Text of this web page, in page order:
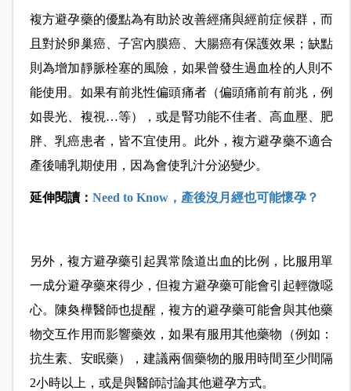
複方避孕藥的優點為有助於改善經痛與經前症候群，而
且對於卵巢癌、子宮內膜癌、大腸癌有保護效果；缺點
則為增加靜脈栓塞的風險，如果曾發生過血栓的人則不
能使用。如果有前兆性偏頭痛者（偏頭痛前有前兆，例
如畏光、複視…等），或是腎功能不佳者、高血壓、肥
胖、乳癌患者，皆不宜使用。此外，複方避孕藥不適合
產後哺乳期使用，因為會使乳汁分泌變少。
延伸閱讀： Need to Know，產後沒月經也可能懷孕？
另外，複方避孕藥引起異常陰道出血的比例，比服用單
一成分避孕藥來得少，但複方避孕藥可能會引起輕微噁
心。陳奐樺醫師也提醒，複方的避孕藥可能會與其他藥
物交互作用而影響藥效，如果有服用其他藥物（例如：
抗生素、安眠藥），建議兩個藥物的服用時間至少間隔
2小時以上，或是與醫師討論其他避孕方式。